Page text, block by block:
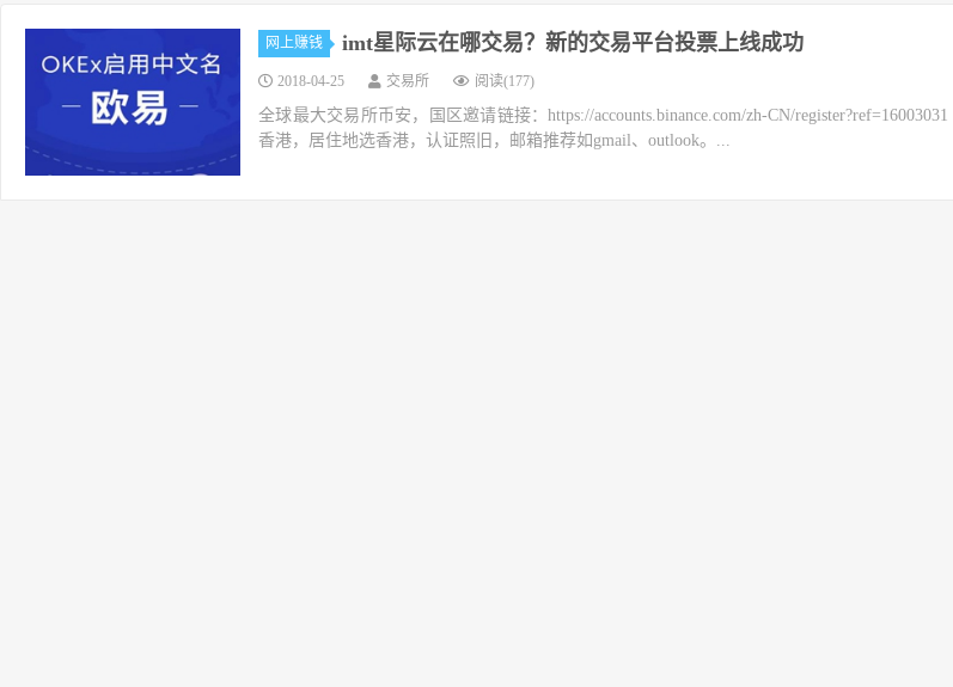
网上赚钱 imt星际云在哪交易？新的交易平台投票上线成功
2018-04-25 交易所 阅读(177)
全球最大交易所币安，国区邀请链接：https://accounts.binance.com/zh-CN/
香港，居住地选香港，认证照旧，邮箱推荐如gmail、outlook。...